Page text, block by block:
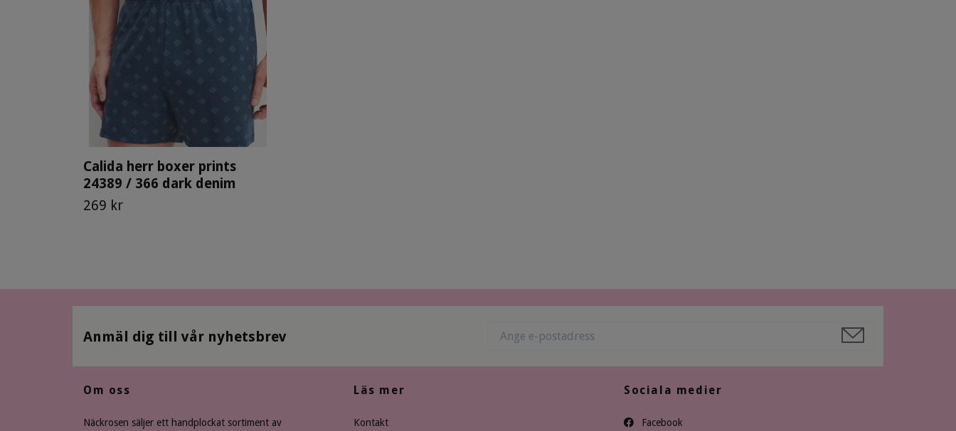
Calida herr boxer prints
24389 / 366 dark denim
269 kr
Anmäl dig till vår nyhetsbrev
Om oss
Näckrosen säljer ett handplockat sortiment av
Läs mer
Kontakt
Sociala medier
Facebook